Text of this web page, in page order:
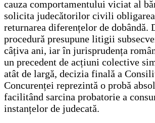
cauza comportamentului viciat al
solicita judecătorilor civili obligarea
returnarea diferențelor de dobândă.
procedură presupune litigii
câțiva ani, iar în jurisprudența
un precedent de acțiuni colective
atât de largă, decizia finală a
Concurenței reprezintă o probă
facilitând sarcina probatorie a
instanțelor de judecată.